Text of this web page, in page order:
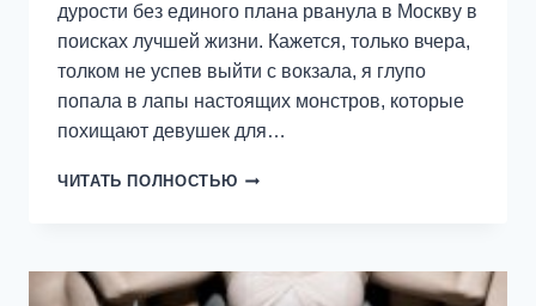
дурости без единого плана рванула в Москву в
поисках лучшей жизни. Кажется, только вчера,
толком не успев выйти с вокзала, я глупо
попала в лапы настоящих монстров, которые
похищают девушек для…
ЧИТАТЬ ПОЛНОСТЬЮ ИЗОЛЯЦИЯ